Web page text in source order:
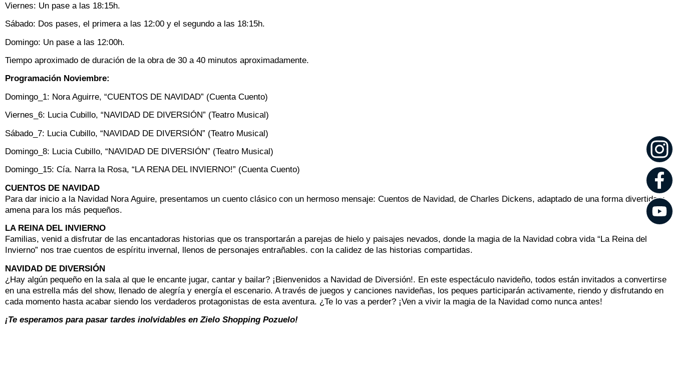
Viernes: Un pase a las 18:15h.
Sábado: Dos pases, el primera a las 12:00 y el segundo a las 18:15h.
Domingo: Un pase a las 12:00h.
Tiempo aproximado de duración de la obra de 30 a 40 minutos aproximadamente.
Programación Noviembre:
Domingo_1: Nora Aguirre, “CUENTOS DE NAVIDAD” (Cuenta Cuento)
Viernes_6: Lucia Cubillo, “NAVIDAD DE DIVERSIÓN” (Teatro Musical)
Sábado_7: Lucia Cubillo, “NAVIDAD DE DIVERSIÓN” (Teatro Musical)
Domingo_8: Lucia Cubillo, “NAVIDAD DE DIVERSIÓN” (Teatro Musical)
Domingo_15: Cía. Narra la Rosa, “LA RENA DEL INVIERNO!” (Cuenta Cuento)
CUENTOS DE NAVIDAD
Para dar inicio a la Navidad Nora Aguire, presentamos un cuento clásico con un hermoso mensaje: Cuentos de Navidad, de Charles Dickens, adaptado de una forma divertida y
amena para los más pequeños.
LA REINA DEL INVIERNO
Familias, venid a disfrutar de las encantadoras historias que os transportarán a parejas de hielo y paisajes nevados, donde la magia de la Navidad cobra vida “La Reina del
Invierno” nos trae cuentos de espíritu invernal, llenos de personajes entrañables. con la calidez de las historias compartidas.
NAVIDAD DE DIVERSIÓN
¿Hay algún pequeño en la sala al que le encante jugar, cantar y bailar? ¡Bienvenidos a Navidad de Diversión!. En este espectáculo navideño, todos están invitados a convertirse
en una estrella más del show, llenado de alegría y energía el escenario. A través de juegos y canciones navideñas, los peques participarán activamente, riendo y disfrutando en
cada momento hasta acabar siendo los verdaderos protagonistas de esta aventura. ¿Te lo vas a perder? ¡Ven a vivir la magia de la Navidad como nunca antes!
¡Te esperamos para pasar tardes inolvidables en Zielo Shopping Pozuelo!